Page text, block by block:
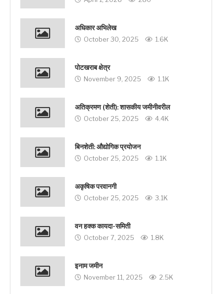
अधिकार अभिलेख
October 30, 2025 1.6K
पोटखराब क्षेत्र
November 9, 2025 1.1K
अतिक्रमण (शेती): शासकीय जमीनीवरील
October 25, 2025 4.4K
बिनशेती: औद्योगिक प्रयोजन
October 25, 2025 1.1K
अकृषिक परवानगी
October 25, 2025 3.1K
वन हक्क कायदा-समिती
October 7, 2025 1.8K
इनाम जमीन
November 11, 2025 2.5K